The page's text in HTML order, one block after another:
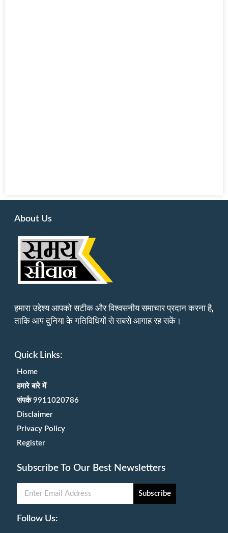
About Us
हमारा उद्देश्य आपको सटीक और विश्वसनीय समाचार प्रदान करना है,
ताकि आप दुनिया के गतिविधियों से सबसे आगाह रह सकें।
Quick Links:
Home
हमारे बारे में
संपर्क 9911020786
Disclaimer
Privacy Policy
Register
Subscribe To Our Best Newsletters
Subscribe
Follow Us: